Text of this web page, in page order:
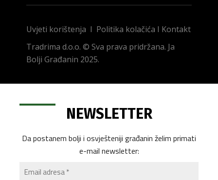
Uvjeti korištenja I Politika kolačića I Kontakt
Tradrima d.o.o. © Sva prava pridržana. Ja
Bolji Građanin 2025.
NEWSLETTER
Da postanem bolji i osvješteniji građanin želim primati
e-mail newsletter: